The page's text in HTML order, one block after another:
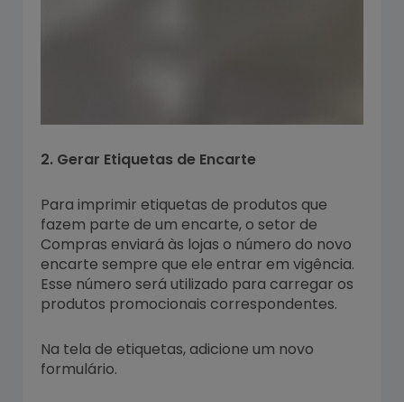
2. Gerar Etiquetas de Encarte
Para imprimir etiquetas de produtos que
fazem parte de um encarte, o setor de
Compras enviará às lojas o número do novo
encarte sempre que ele entrar em vigência.
Esse número será utilizado para carregar os
produtos promocionais correspondentes.
Na tela de etiquetas, adicione um novo
formulário.